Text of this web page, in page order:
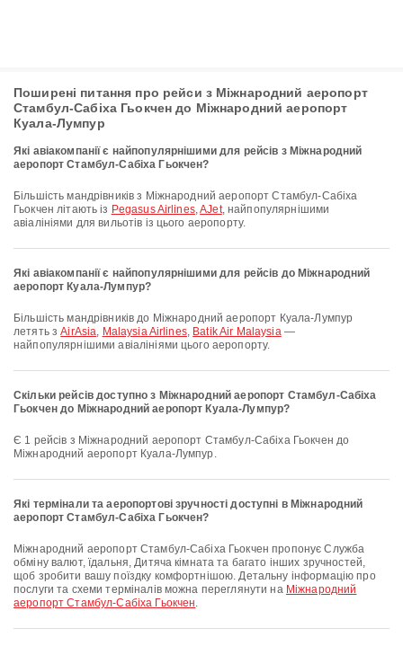
Поширені питання про рейси з Міжнародний аеропорт
Стамбул-Сабіха Гьокчен до Міжнародний аеропорт
Куала-Лумпур
Які авіакомпанії є найпопулярнішими для рейсів з Міжнародний
аеропорт Стамбул-Сабіха Гьокчен?
Більшість мандрівників з Міжнародний аеропорт Стамбул-Сабіха
Гьокчен літають із Pegasus Airlines,AJet, найпопулярнішими
авіалініями для вильотів із цього аеропорту.
Які авіакомпанії є найпопулярнішими для рейсів до Міжнародний
аеропорт Куала-Лумпур?
Більшість мандрівників до Міжнародний аеропорт Куала-Лумпур
летять зAirAsia, Malaysia Airlines, Batik Air Malaysia—
найпопулярнішими авіалініями цього аеропорту.
Скільки рейсів доступно з Міжнародний аеропорт Стамбул-Сабіха
Гьокчен до Міжнародний аеропорт Куала-Лумпур?
Є 1 рейсів з Міжнародний аеропорт Стамбул-Сабіха Гьокчен до
Міжнародний аеропорт Куала-Лумпур.
Які термінали та аеропортові зручності доступні в Міжнародний
аеропорт Стамбул-Сабіха Гьокчен?
Міжнародний аеропорт Стамбул-Сабіха Гьокчен пропонує Служба
обміну валют, їдальня, Дитяча кімната та багато інших зручностей,
щоб зробити вашу поїздку комфортнішою. Детальну інформацію про
послуги та схеми терміналів можна переглянути на Міжнародний
аеропорт Стамбул-Сабіха Гьокчен.